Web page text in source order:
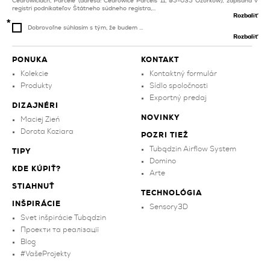
PONUKA
Kolekcie
Produkty
DIZAJNÉRI
Maciej Zień
Dorota Koziara
TIPY
KDE KÚPIŤ?
STIAHNUŤ
INŠPIRÁCIE
Svet inšpirácie Tubądzin
Проекти та реалізації
Blog
#VašeProjekty
KONTAKT
Kontaktný formulár
Sídlo spoločnosti
Exportný predaj
NOVINKY
POZRI TIEŽ
Tubądzin Airflow System
Domino
Arte
TECHNOLÓGIA
Sensory3D
registri podnikateľov Štátneho súdneho registra,...
Rozbaliť
Dobrovoľne súhlasím s tým, že budem ...
Rozbaliť